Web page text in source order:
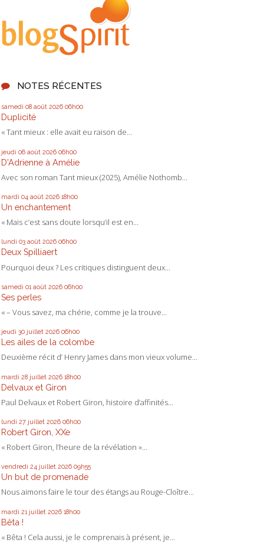
NOTES RÉCENTES
samedi 08 août 2026 06h00
Duplicité
« Tant mieux : elle avait eu raison de...
jeudi 06 août 2026 06h00
D'Adrienne à Amélie
Avec son roman Tant mieux (2025), Amélie Nothomb...
mardi 04 août 2026 18h00
Un enchantement
« Mais c’est sans doute lorsqu’il est en...
lundi 03 août 2026 06h00
Deux Spilliaert
Pourquoi deux ? Les critiques distinguent deux...
samedi 01 août 2026 06h00
Ses perles
« – Vous savez, ma chérie, comme je la trouve...
jeudi 30 juillet 2026 06h00
Les ailes de la colombe
Deuxième récit d’ Henry James dans mon vieux volume...
mardi 28 juillet 2026 18h00
Delvaux et Giron
Paul Delvaux et Robert Giron, histoire d’affinités...
lundi 27 juillet 2026 06h00
Robert Giron, XXe
« Robert Giron, l’heure de la révélation »...
vendredi 24 juillet 2026 09h55
Un but de promenade
Nous aimons faire le tour des étangs au Rouge-Cloître...
mardi 21 juillet 2026 18h00
Bêta !
« Bêta ! Cela aussi, je le comprenais à présent, je...